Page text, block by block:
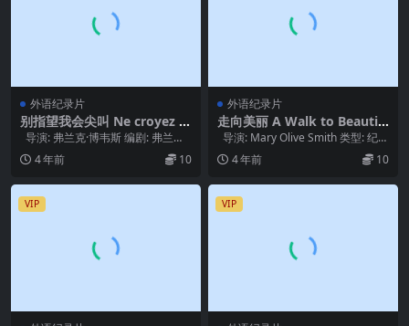
外语纪录片
别指望我会尖叫 Ne croyez s
urtout pas que je hurle (20
19)
导演: 弗兰克·博韦斯 编剧: 弗兰克·
博韦斯 类型: 纪录片 制...
4 年前 10
外语纪录片
走向美丽 A Walk to Beautif
ul (2007)
导演: Mary Olive Smith 类型: 纪录
片 制片国家...
4 年前 10
VIP VIP